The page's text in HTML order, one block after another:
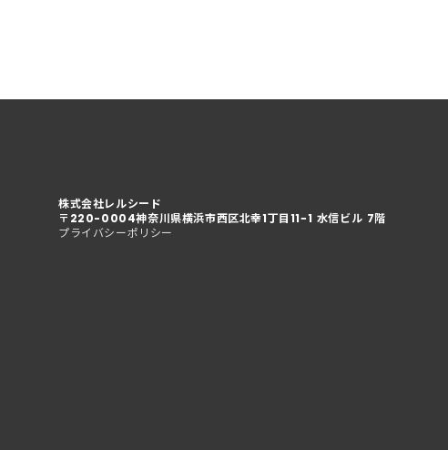
株式会社レルシード
〒220-0004神奈川県横浜市西区北幸1丁目11−1 水信ビル 7階
プライバシーポリシー